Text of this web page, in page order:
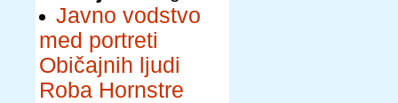
Javno vodstvo
med portreti
Običajnih ljudi
Roba Hornstre